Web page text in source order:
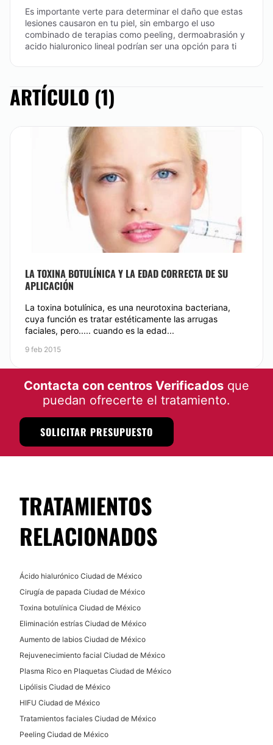
Es importante verte para determinar el daño que estas
lesiones causaron en tu piel, sin embargo el uso
combinado de terapias como peeling, dermoabrasión y
acido hialuronico lineal podrían ser una opción para ti
ARTÍCULO (1)
LA TOXINA BOTULÍNICA Y LA EDAD CORRECTA DE SU
APLICACIÓN
La toxina botulínica, es una neurotoxina bacteriana,
cuya función es tratar estéticamente las arrugas
faciales, pero..... cuando es la edad...
9 feb 2015
Contacta con centros Verificados que
puedan ofrecerte el tratamiento.
SOLICITAR PRESUPUESTO
TRATAMIENTOS
RELACIONADOS
Ácido hialurónico Ciudad de México
Cirugía de papada Ciudad de México
Toxina botulínica Ciudad de México
Eliminación estrías Ciudad de México
Aumento de labios Ciudad de México
Rejuvenecimiento facial Ciudad de México
Plasma Rico en Plaquetas Ciudad de México
Lipólisis Ciudad de México
HIFU Ciudad de México
Tratamientos faciales Ciudad de México
Peeling Ciudad de México